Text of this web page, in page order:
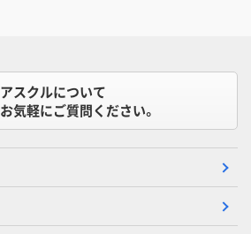
アスクルについて
お気軽にご質問ください。